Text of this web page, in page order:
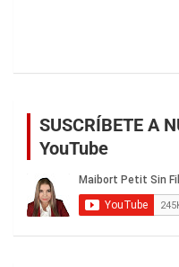
SUSCRÍBETE A
YouTube